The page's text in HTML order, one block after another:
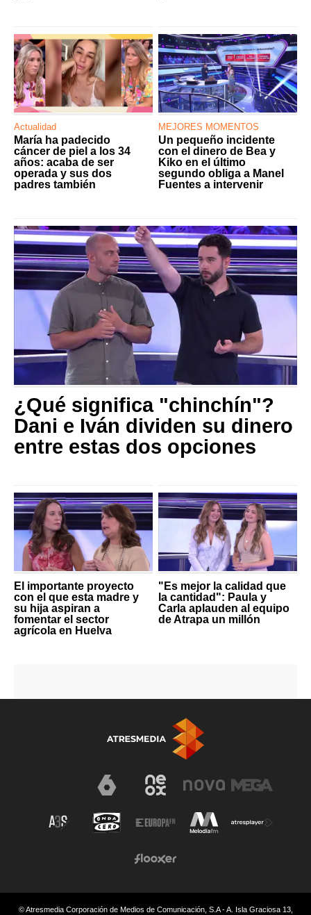
Actualidad
María ha padecido
cáncer de piel a los 34
años: acaba de ser
operada y sus dos
padres también
MEJORES MOMENTOS
Un pequeño incidente
con el dinero de Bea y
Kiko en el último
segundo obliga a Manel
Fuentes a intervenir
¿Qué significa "chinchín"?
Dani e Iván dividen su dinero
entre estas dos opciones
El importante proyecto
con el que esta madre y
su hija aspiran a
fomentar el sector
agrícola en Huelva
"Es mejor la calidad que
la cantidad": Paula y
Carla aplauden al equipo
de Atrapa un millón
© Atresmedia Corporación de Medios de Comunicación, S.A - A. Isla Graciosa 13,